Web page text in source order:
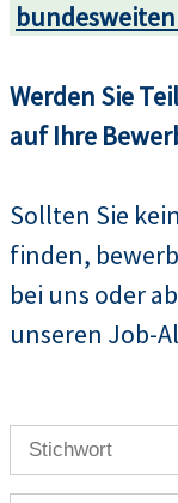
Werden Sie
auf Ihre
Sollten Sie
finden,
bei uns oder
unseren Job-